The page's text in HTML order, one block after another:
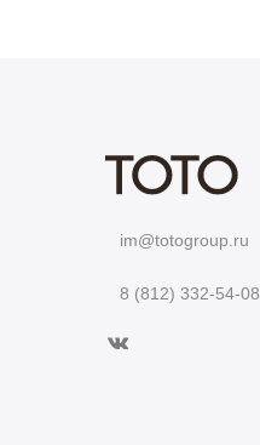
im@totogroup.ru
8 (812) 332-54-08